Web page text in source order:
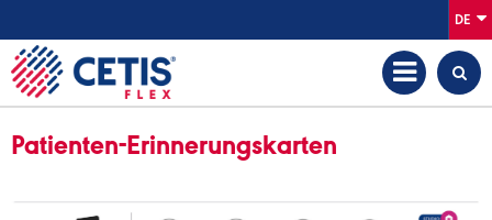
DE
Patienten-Erinnerungskarten